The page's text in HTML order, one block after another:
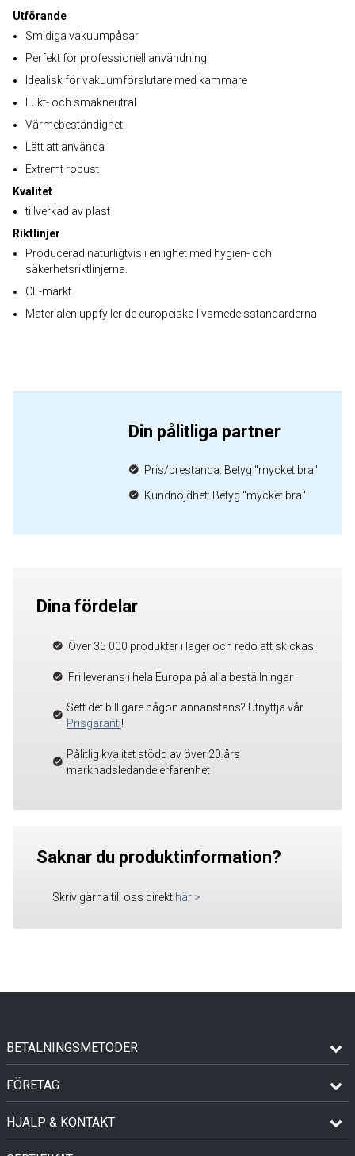
Utförande
Smidiga vakuumpåsar
Perfekt för professionell användning
Idealisk för vakuumförslutare med kammare
Lukt- och smakneutral
Värmebeständighet
Lätt att använda
Extremt robust
Kvalitet
tillverkad av plast
Riktlinjer
Producerad naturligtvis i enlighet med hygien- och
säkerhetsriktlinjerna.
CE-märkt
Materialen uppfyller de europeiska livsmedelsstandarderna
Din pålitliga partner
Pris/prestanda: Betyg "mycket bra"
Kundnöjdhet: Betyg "mycket bra"
Dina fördelar
Över 35 000 produkter i lager och redo att skickas
Fri leverans i hela Europa på alla beställningar
Sett det billigare någon annanstans? Utnyttja vår
Prisgaranti!
Pålitlig kvalitet stödd av över 20 års
marknadsledande erfarenhet
Saknar du produktinformation?
Skriv gärna till oss direkt här >
BETALNINGSMETODER
FÖRETAG
HJÄLP & KONTAKT